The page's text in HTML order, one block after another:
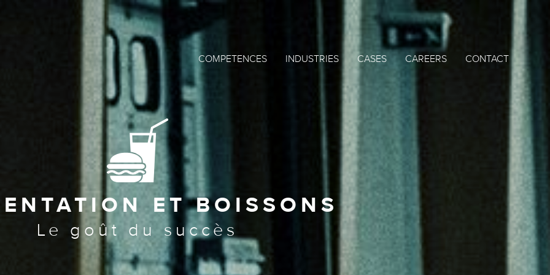
COMPETENCES INDUSTRIES CASES CAREERS CONTACT
ET BOISSONS
Le goût du succès